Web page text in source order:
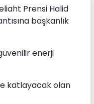
Prensi Halid
başkanlık
enerji
katlayacak olan